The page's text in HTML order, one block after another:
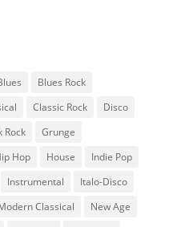
Blues Rock
Classic Rock
Disco
Rock
Grunge
Hop House
Indie Pop
Instrumental
Italo-Disco
Classical
New Age